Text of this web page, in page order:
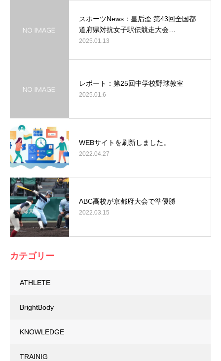
スポーツNews：皇后盃 第43回全国都
道府県対抗女子駅伝競走大会…
2025.01.13
レポート：第25回中学校野球教室
2025.01.6
WEBサイトを刷新しました。
2022.04.27
ABC高校が京都府大会で準優勝
2022.03.15
カテゴリー
ATHLETE
BrightBody
KNOWLEDGE
TRAINIG